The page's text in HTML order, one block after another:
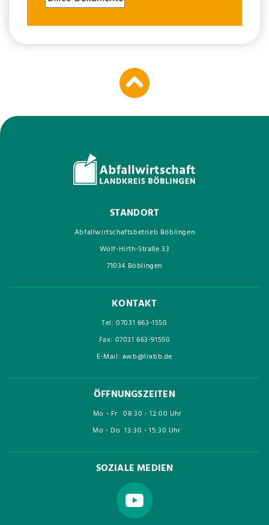
STANDORT
Abfallwirtschaftsbetrieb Böblingen
Wolf-Hirth-Straße 33
71034 Böblingen
KONTAKT
Tel: 07031 663-1550
Fax: 07031 663-91550
E-Mail: awb@lrabb.de
ÖFFNUNGSZEITEN
Mo - Fr 08:30 - 12:00 Uhr
Mo - Do 13:30 - 15:30 Uhr
SOZIALE MEDIEN